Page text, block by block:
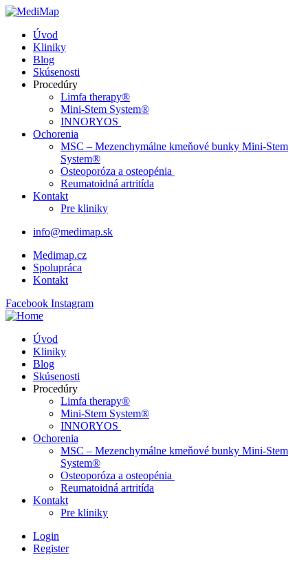
Úvod
Kliniky
Blog
Skúsenosti
Procedúry
Limfa therapy®
Mini-Stem System®
INNORYOS
Ochorenia
MSC – Mezenchymálne kmeňové bunky Mini-Stem
System®
Osteoporóza a osteopénia
Reumatoidná artritída
Kontakt
Pre kliniky
info@medimap.sk
Medimap.cz
Spolupráca
Kontakt
Facebook Instagram
Úvod
Kliniky
Blog
Skúsenosti
Procedúry
Limfa therapy®
Mini-Stem System®
INNORYOS
Ochorenia
MSC – Mezenchymálne kmeňové bunky Mini-Stem
System®
Osteoporóza a osteopénia
Reumatoidná artritída
Kontakt
Pre kliniky
Login
Register